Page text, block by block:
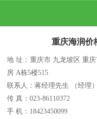
重庆海润价
地 址：重庆市 九龙坡区 重
房 A栋5楼515
联系人：蒋经理先生 （经理）
传 真：023-86110372
手 机：18423450099